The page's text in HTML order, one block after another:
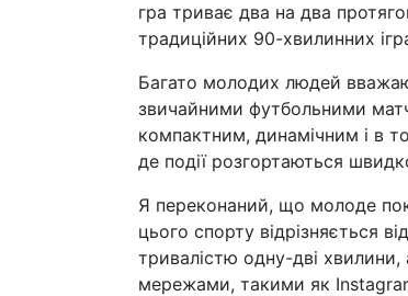
гра триває два на два
традиційних 90-хвилинних
Багато молодих людей
звичайними футбольними
компактним, динамічним і в
де події розгортаються
Я переконаний, що молоде
цього спорту відрізняється
тривалістю одну-дві
мережами, такими як